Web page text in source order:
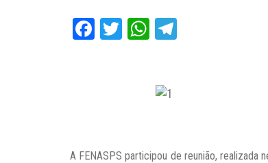
Facebook
TwitterWhatsApp
A FENASPS participou de reunião, realizada